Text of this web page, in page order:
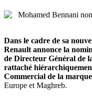
Dans le cadre de sa
Renault annonce la
de Directeur Général de
rattaché
Commercial de la
Europe et Maghreb.